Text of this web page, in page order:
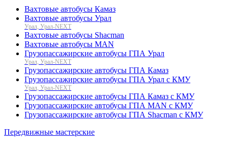
Вахтовые автобусы Камаз
Вахтовые автобусы Урал
Урал, Урал-NEXT
Вахтовые автобусы Shacman
Вахтовые автобусы MAN
Грузопассажирские автобусы ГПА Урал
Урал, Урал-NEXT
Грузопассажирские автобусы ГПА Камаз
Грузопассажирские автобусы ГПА Урал с КМУ
Урал, Урал-NEXT
Грузопассажирские автобусы ГПА Камаз с КМУ
Грузопассажирские автобусы ГПА MAN с КМУ
Грузопассажирские автобусы ГПА Shacman с КМУ
Передвижные мастерские